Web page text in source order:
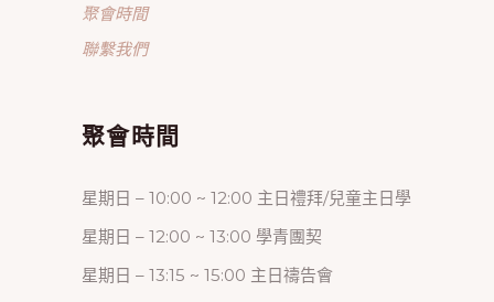
聚會時間
聯繫我們
聚會時間
星期日 – 10:00 ~ 12:00 主日禮拜/兒童主日學
星期日 – 12:00 ~ 13:00 學青團契
星期日 – 13:15 ~ 15:00 主日禱告會